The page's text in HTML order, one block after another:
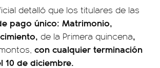
detalló que los titulares de las
pago único: Matrimonio,
de la Primera quincena,
con cualquier terminación
10 de diciembre.